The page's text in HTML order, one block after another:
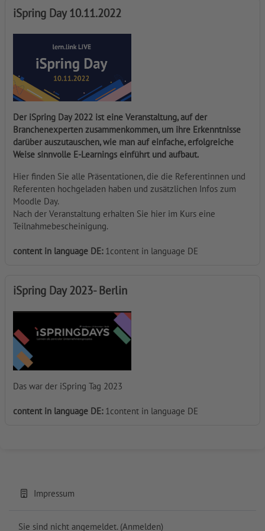
iSpring Day 10.11.2022
Der iSpring Day 2022 ist eine Veranstaltung, auf der
Branchenexperten zusammenkommen, um ihre Erkenntnisse
darüber auszutauschen, wie man auf einfache, erfolgreiche
Weise sinnvolle E-Learnings einführt und aufbaut.
Hier finden Sie alle Präsentationen, die die Referentinnen und
Referenten hochgeladen haben und zusätzlichen Infos zum
Moodle Day.
Nach der Veranstaltung erhalten Sie hier im Kurs eine
Teilnahmebescheinigung.
content in language DE: 1content in language DE
iSpring Day 2023- Berlin
Das war der iSpring Tag 2023
content in language DE: 1content in language DE
Impressum
Sie sind nicht angemeldet. (Anmelden)